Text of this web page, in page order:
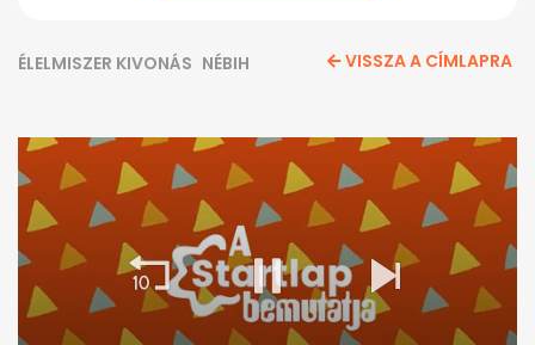
ÉLELMISZER KIVONÁS NÉBIH VISSZA A CÍMLAPRA